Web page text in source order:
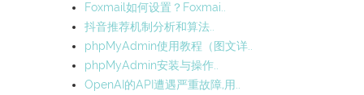
Foxmail如何设置？Foxmai..
抖音推荐机制分析和算法..
phpMyAdmin使用教程（图文详..
phpMyAdmin安装与操作..
OpenAI的API遭遇严重故障,用..